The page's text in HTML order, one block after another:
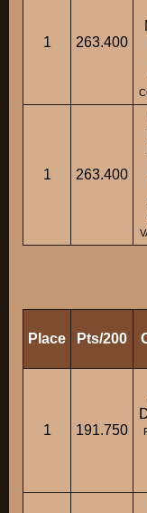
1 263.400
1 263.400
Place Pts/200
1 191.750